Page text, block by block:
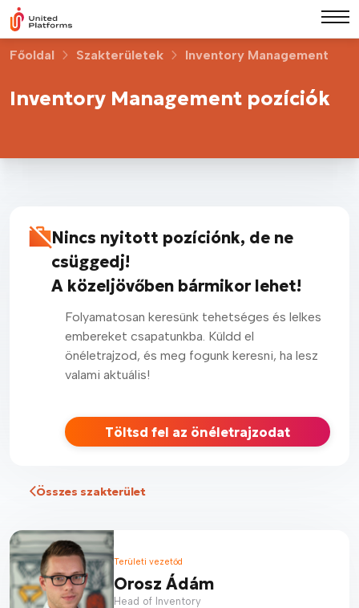
Főoldal Szakterületek Inventory Management
Inventory Management pozíciók
Területi vezetőd
Orosz Ádám
Head of Inventory
Nincs nyitott pozíciónk, de ne
csüggedj!
A közeljövőben bármikor lehet!
Folyamatosan keresünk tehetséges és lelkes
embereket csapatunkba. Küldd el
önéletrajzod, és meg fogunk keresni, ha lesz
valami aktuális!
Töltsd fel az önéletrajzodat
Összes szakterület